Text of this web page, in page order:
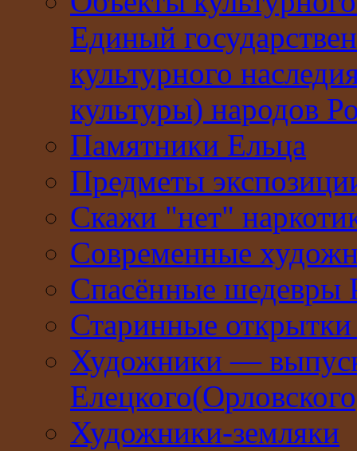
Единый
культурного
культуры) народов
Памятники Ельца
Предметы
Скажи "нет"
Современные
Спасённые шедевры
Старинные
Художники —
Художники-земляки